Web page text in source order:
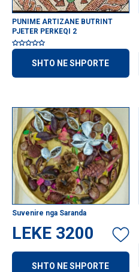
PUNIME ARTIZANE BUTRINT
PJETER PERKEQI 2
Vlerësuar
SHTO NE SHPORTE
Suvenire nga Saranda
LEKE 3200
SHTO NE SHPORTE